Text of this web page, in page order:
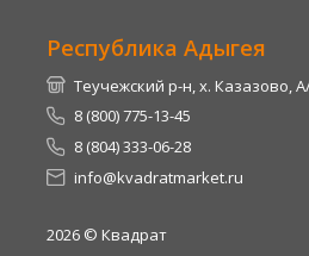
Республика Адыгея
Теучежский р-н, х.
8 (800) 775-13-45
8 (804) 333-06-28
info@kvadratmarket.ru
2026 © Квадрат